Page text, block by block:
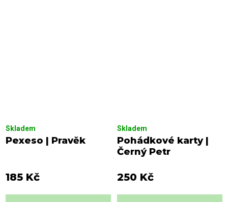
Pexeso | Pravěk
Skladem
185 Kč
Pohádkové karty |
Černý Petr
Skladem
250 Kč